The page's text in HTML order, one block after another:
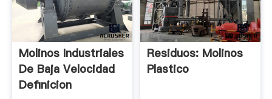
Molinos Industriales
De Baja Velocidad
Definicion
Residuos: Molinos
Plastico